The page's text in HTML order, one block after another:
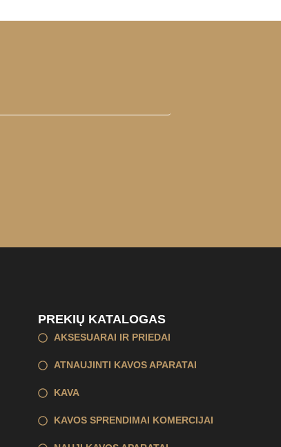
PREKIŲ KATALOGAS
AKSESUARAI IR PRIEDAI
ATNAUJINTI KAVOS APARATAI
KAVA
KAVOS SPRENDIMAI KOMERCIJAI